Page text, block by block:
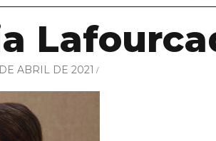
ABRIL DE 2021